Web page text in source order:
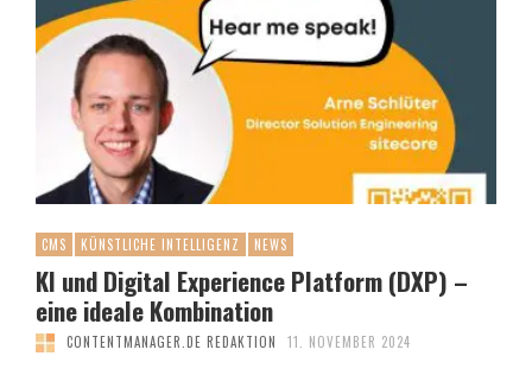
CMS KÜNSTLICHE INTELLIGENZ NEWS
KI und Digital Experience Platform (DXP) –
eine ideale Kombination
CONTENTMANAGER.DE REDAKTION 11. NOVEMBER 2024